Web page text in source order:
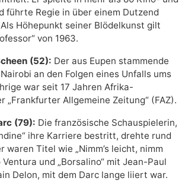
führte Regie in über einem Dutzend
Höhepunkt seiner Blödelkunst gilt
von 1963.
(52): Der aus Eupen stammende
an den Folgen eines Unfalls ums
war seit 17 Jahren Afrika-
„Frankfurter Allgemeine Zeitung“ (FAZ).
(79): Die französische Schauspielerin,
ihre Karriere bestritt, drehte rund
waren Titel wie „Nimm’s leicht, nimm
und „Borsalino“ mit Jean-Paul
Delon, mit dem Darc lange liiert war.